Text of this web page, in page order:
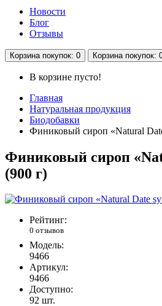
Новости
Блог
Отзывы
Корзина покупок: 0 Корзина покупок:
В корзине пусто!
Главная
Натуральная продукция
Биодобавки
Финиковый сироп «Natural
Финиковый сироп
(900 г)
Рейтинг:
0 отзывов
Модель:
9466
Артикул:
9466
Доступно:
92 шт.